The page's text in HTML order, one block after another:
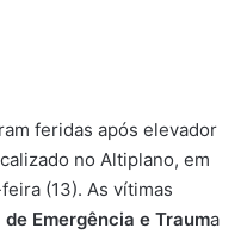
feridas após elevador
no Altiplano, em
(13). As vítimas
Emergência e Trauma